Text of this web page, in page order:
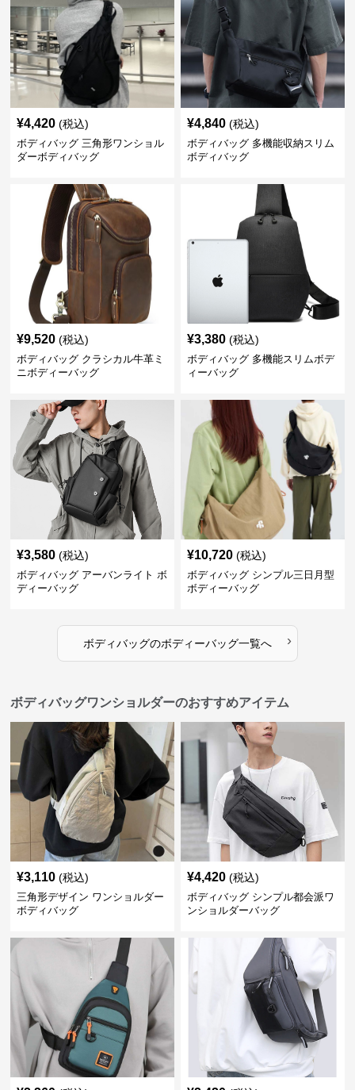
¥4,420 (税込)
ボディバッグ 三角形ワンショル
ダーボディバッグ
¥4,840 (税込)
ボディバッグ 多機能収納スリム
ボディバッグ
¥9,520 (税込)
ボディバッグ クラシカル牛革ミ
ニボディーバッグ
¥3,380 (税込)
ボディバッグ 多機能スリムボデ
ィーバッグ
¥3,580 (税込)
ボディバッグ アーバンライト ボ
ディーバッグ
¥10,720 (税込)
ボディバッグ シンプル三日月型
ボディーバッグ
ボディバッグのボディーバッグ一覧へ ›
ボディバッグワンショルダーのおすすめアイテム
¥3,110 (税込)
三角形デザイン ワンショルダー
ボディバッグ
¥4,420 (税込)
ボディバッグ シンプル都会派ワ
ンショルダーバッグ